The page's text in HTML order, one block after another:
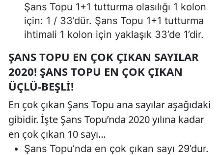
Şans Topu 1+1 tutturma olasılığı 1 kolon
için: 1 / 33’dür. Şans Topu 1+1 tutturma
ihtimali 1 kolon için yaklaşık 33’de 1’dir.
ŞANS TOPU EN ÇOK ÇIKAN SAYILAR
2020! ŞANS TOPU EN ÇOK ÇIKAN
ÜÇLÜ-BEŞLI!
En çok çıkan Şans Topu ana sayılar aşağıdaki
gibidir. İşte Şans Topu’nda 2020 yılına kadar
en çok çıkan 10 sayı…
Şans Topu’nda en çok çıkan sayı 29’dur.